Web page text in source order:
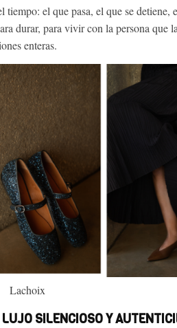
el que pasa, el que se detiene,
durar, para vivir con la persona que
enteras.
Lachoix
SILENCIOSO Y